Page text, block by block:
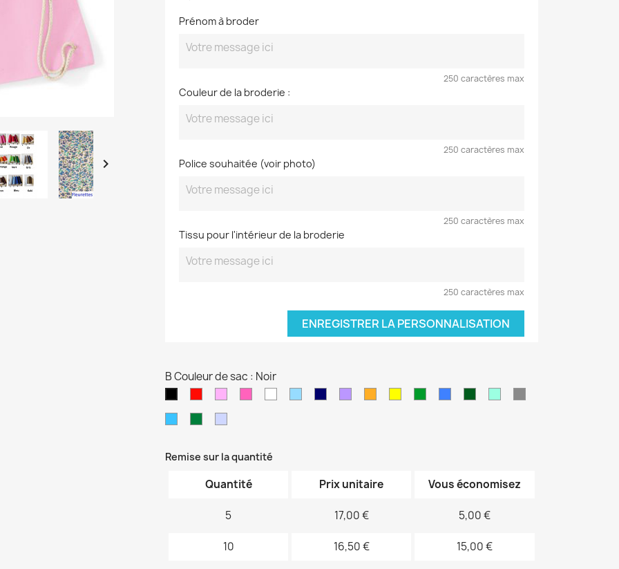

Prénom à broder
250 caractères max
Couleur de la broderie :
250 caractères max
Police souhaitée (voir photo)
250 caractères max
Tissu pour l'intérieur de la broderie
250 caractères max
ENREGISTRER LA PERSONNALISATION
B Couleur de sac : Noir
Remise sur la quantité
Quantité Prix unitaire Vous économisez
5 17,00 € 5,00 €
10 16,50 € 15,00 €